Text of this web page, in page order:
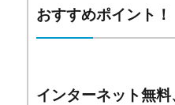
おすすめポイント！
インターネット無